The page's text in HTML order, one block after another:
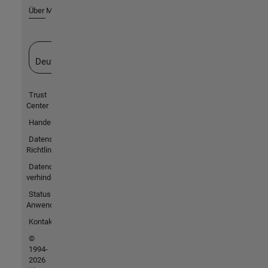
Über MathWorks
Deutschland
Trust
Center
Handelsmarken
Datenschutz-
Richtlinien
Datendiebstahl
verhindern
Status von
Anwendungen
Kontakt
©
1994-
2026